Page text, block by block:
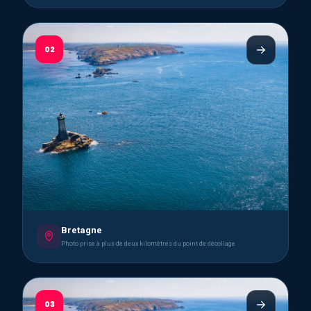
02
Bretagne
Photo prise à plus de deux kilomètres du point de décollage
03